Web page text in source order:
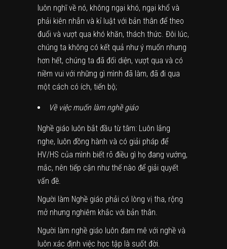
luôn nghĩ về nó, không ngại khó, ngại khổ và
phải kiên nhẫn và kỉ luật với bản thân để theo
đuổi và vượt qua khó khăn, thách thức. Đôi lúc,
chúng ta không có kết quả như ý muốn nhưng
hơn hết, chúng ta đã đối diện, vượt qua và có
niềm vui với những gì mình đã làm, đã đi qua
một cách có ích, tiến bộ;
Về việc muốn làm nghề giáo
Nghề giáo luôn bắt đầu từ tâm: Luôn lắng
nghe, luôn đồng hành và có giải pháp để
HV/HS của mình biết rõ điều gì họ đang vướng,
mắc, nên tiếp cận như thế nào để giải quyết
vấn đề.
Người làm Nghề giáo phải có lòng vị tha, rộng
mở nhưng nghiêm khắc với bản thân.
Người làm nghề giáo luôn đam mê với nghề và
luôn xác định việc học tập là suốt đời.